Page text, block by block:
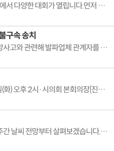
경상국립대 100주년기념관 내 경남이스포츠경기장에서 다양한 대회가 열립니다.먼저 오는 26일엔경남 e-스포츠경기장 오픈 기념 대회가 열리며FC온라인과 발로란트 결승전,홍진호와 도재욱 등전 스타크래프트 선수 사인회 등이 펼쳐질 예정입니다. 또 다음달엔 경남 중고등학교 이스포츠 리그전과경남도지사배 캠퍼스 대항전,12월엔 경남 직장인 이스포츠 대회 등이개최됩...
구속 송치
경남경찰이 8월 초, 사천의 한 채석장에서 발생한 사망사고와 관련해 발파업체 관계자를 검찰에 불구속 송치했습니다.채석장 사망사고를재조사한 경남경찰청은발파팀장인 A씨의안전관리가소홀했던 것으로 판단해 업무상과실치사 혐의를적용한 것으로 알려졌습니다.앞서 초동수사를 맡았던사천경찰서는해당 사건을단순 교통사고로처리한 바 있습니다.한편 민주노총과 유족은22일 오전경...
[진주] 제260회 진주시의회 임시회 2차 본회의·22일(화) 오후 2시·시의회 본회의장[진주] 찾아가는 디지털성범죄 예방교육(3, 4회차)·22일(화) 오후 2시 40분·명신고등학교 강당[사천] 국도대체우회도로 건설공사 설계 관련 주민설명회·22일(화) 오후 2시 40분·사남면행정복지센터 2층 대회의실[사천] 2024 사천에어쇼 공군 군악음...
(인타임날씨) 10월 21일 월요일 - 주간 날씨 전망한 주간 날씨 전망부터 살펴보겠습니다.화요일 종일 비소식 들어있으니나가실때 우산 챙기셔야겠습니다.비는 수요일 새벽부터 점차 그치겠고요.비구름 뒤로 찬 공기가 남하하면서 목요일에는 아침 기온이 6도 안팎까지 뚝 떨어질 전망입니다.그만큼 일교차도 10도 이상 크게 벌어지니까요,옷차림과 건강관리에 유의하시...